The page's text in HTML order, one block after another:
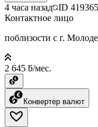
4 часа назад ID
Контактное лицо
поблизости с г.
2 645 ƃ/мес.
Конвертер валют